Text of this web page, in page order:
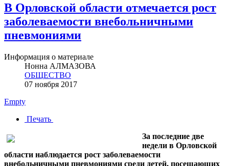
В Орловской области отмечается рост
заболеваемости внебольничными
пневмониями
Информация о материале
Нонна АЛМАЗОВА
ОБЩЕСТВО
07 ноября 2017
Empty
Печать
За последние две
недели в Орловской
области наблюдается рост заболеваемости
внебольничными пневмониями среди детей, посещающих